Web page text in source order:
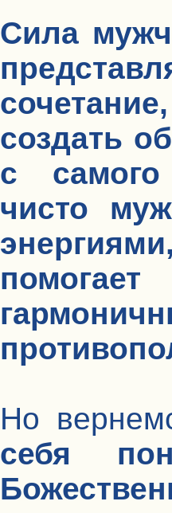
Сила
создать
с самого
чисто
Но
себя